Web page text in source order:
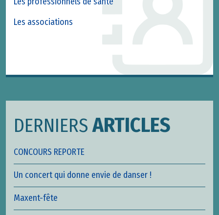
Les associations
DERNIERSARTICLES
CONCOURS REPORTE
Un concert qui donne envie de danser !
Maxent-fête